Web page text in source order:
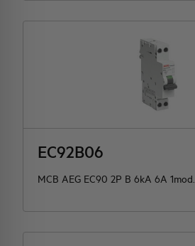
EC92B06
MCB AEG EC90 2P B 6kA 6A 1mod.